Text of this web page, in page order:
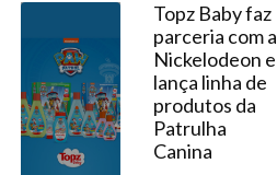
Vitrine
Topz Baby faz
parceria com a
Nickelodeon e
lança linha de
produtos da
Patrulha
Canina